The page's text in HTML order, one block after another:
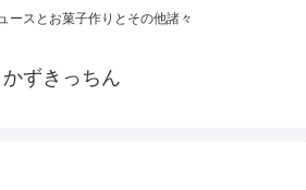
ースとお菓子作りとその他諸々
かずきっちん